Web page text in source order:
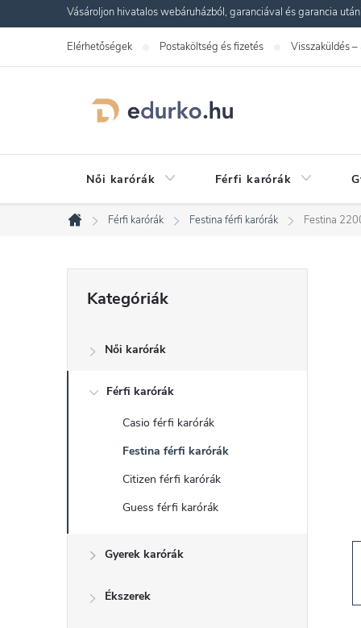
a
Vásároljon hivatalos webáruházból, garanciával és garancia
Elérhetőségek Postaköltség és fizetés Visszaküldés –
Női karórák Férfi karórák
Kezdőlap
Férfi karórák Festina férfi karórák Festina
O
d
ó
átugrása
Kategóriák
Női karórák
Férfi karórák
Casio férfi karórák
Festina férfi karórák
Citizen férfi karórák
Guess férfi karórák
Gyerek karórák
Ékszerek